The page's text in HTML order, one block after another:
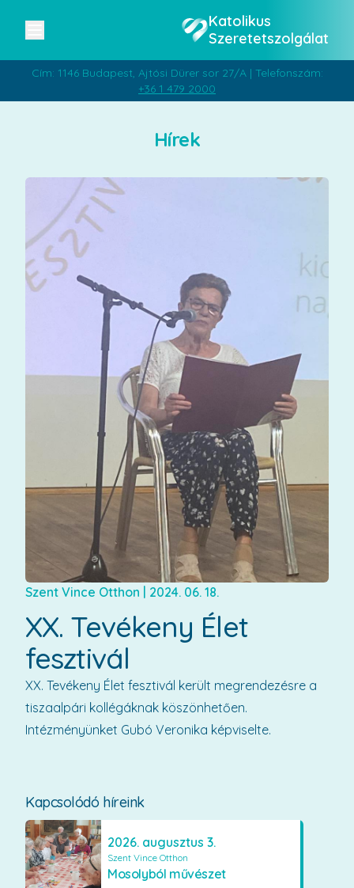
Katolikus
Szeretetszolgálat
Cím: 1146 Budapest, Ajtósi Dürer sor 27/A | Telefonszám:
+36 1 479 2000
Hírek
Kapcsolódó híreink
2026. augusztus 3.
Szent Vince Otthon
Mosolyból művészet
Szent Vince Otthon 2024. 06. 18.
XX. Tevékeny Élet
fesztivál
XX. Tevékeny Élet fesztivál került megrendezésre a
tiszaalpári kollégáknak köszönhetően.
Intézményünket Gubó Veronika képviselte.